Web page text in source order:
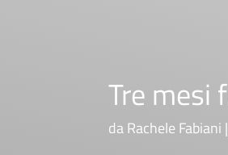
Tre mesi
daRachele Fabiani